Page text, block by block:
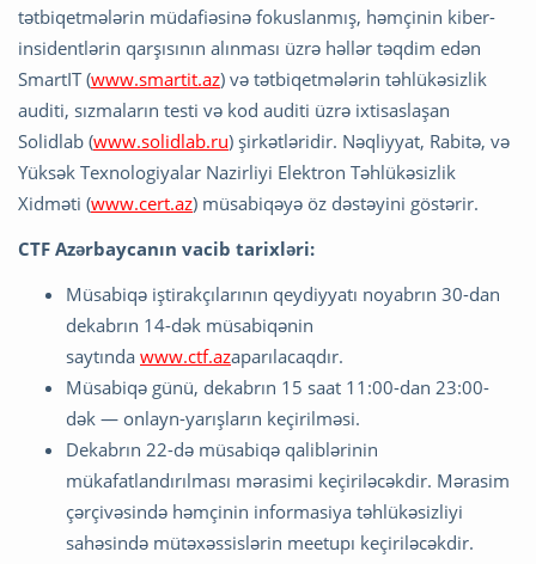
tətbiqetmələrin müdafiəsinə fokuslanmış, həmçinin kiber-
insidentlərin qarşısının alınması üzrə həllər təqdim edən
SmartIT (www.smartit.az) və tətbiqetmələrin təhlükəsizlik
auditi, sızmaların testi və kod auditi üzrə ixtisaslaşan
Solidlab (www.solidlab.ru) şirkətləridir. Nəqliyyat, Rabitə, və
Yüksək Texnologiyalar Nazirliyi Elektron Təhlükəsizlik
Xidməti (www.cert.az) müsabiqəyə öz dəstəyini göstərir.
CTF Azərbaycanın vacib tarixləri:
Müsabiqə iştirakçılarının qeydiyyatı noyabrın 30-dan
dekabrın 14-dək müsabiqənin
saytında www.ctf.azaparılacaqdır.
Müsabiqə günü, dekabrın 15 saat 11:00-dan 23:00-
dək — onlayn-yarışların keçirilməsi.
Dekabrın 22-də müsabiqə qaliblərinin
mükafatlandırılması mərasimi keçiriləcəkdir. Mərasim
çərçivəsində həmçinin informasiya təhlükəsizliyi
sahəsində mütəxəssislərin meetupı keçiriləcəkdir.